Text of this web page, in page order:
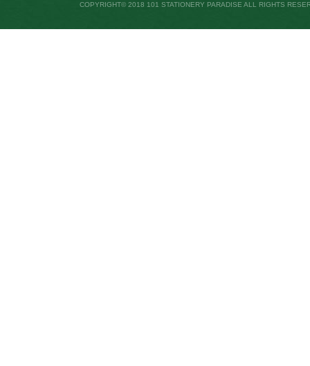
COPYRIGHT© 2018 101 STATIONERY PARADISE ALL RIGHTS